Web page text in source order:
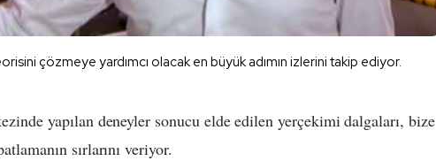
çözmeye yardımcı olacak en büyük adımın izlerini takip ediyor.
yapılan deneyler sonucu elde edilen yerçekimi dalgaları, bize
sırlarını veriyor.